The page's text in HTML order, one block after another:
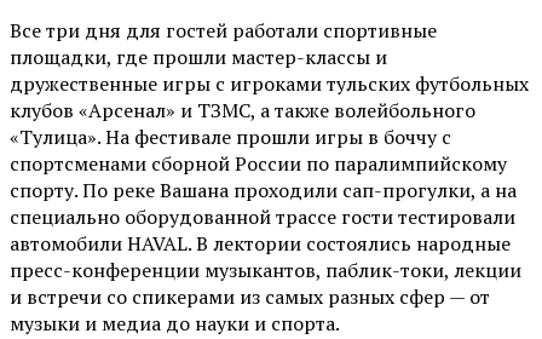
Все три дня для гостей работали спортивные
площадки, где прошли мастер-классы и
дружественные игры с игроками тульских футбольных
клубов «Арсенал» и ТЗМС, а также волейбольного
«Тулица». На фестивале прошли игры в боччу с
спортсменами сборной России по паралимпийскому
спорту. По реке Вашана проходили сап-прогулки, а на
специально оборудованной трассе гости тестировали
автомобили HAVAL. В лектории состоялись народные
пресс-конференции музыкантов, паблик-токи, лекции
и встречи со спикерами из самых разных сфер — от
музыки и медиа до науки и спорта.